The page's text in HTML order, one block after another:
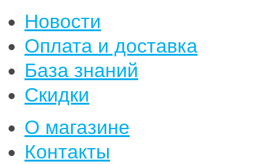
Новости
Оплата и доставка
База знаний
Скидки
О магазине
Контакты